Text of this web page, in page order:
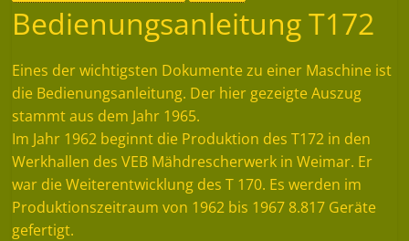
Bedienungsanleitung T172
Eines der wichtigsten Dokumente zu einer Maschine ist
die Bedienungsanleitung. Der hier gezeigte Auszug
stammt aus dem Jahr 1965.
Im Jahr 1962 beginnt die Produktion des T172 in den
Werkhallen des VEB Mähdrescherwerk in Weimar. Er
war die Weiterentwicklung des T 170. Es werden im
Produktionszeitraum von 1962 bis 1967 8.817 Geräte
gefertigt.